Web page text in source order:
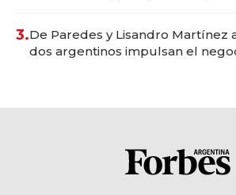
3.De Paredes y Lisandro Martínez
dos argentinos impulsan el